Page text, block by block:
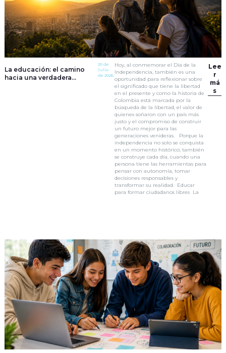
La educación: el camino
hacia una verdadera
20 de
Julio
de 2026
Hoy, al conmemorar el Día de la
Independencia, también es una
oportunidad para reflexionar sobre
el significado que tiene la libertad
en el presente y como la historia de
Colombia está marcada por la
búsqueda de la libertad, el valor de
quienes soñaron con un país más
justo y el compromiso de construir
un futuro mejor para las
generaciones venideras. Porque la
independencia no solo se conquista
en un momento histórico; también
se construye cada día, cuando una
persona tiene las herramientas para
pensar con autonomía, tomar
decisiones responsables y
transformar su realidad. Educar
para formar ciudadanos libres La
Lee
r
má
s